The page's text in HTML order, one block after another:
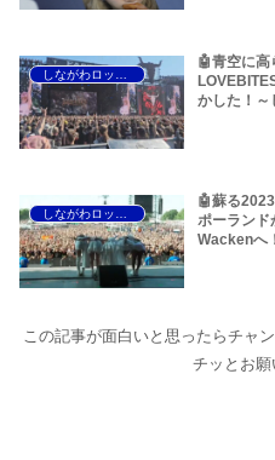
しながわロックラジオ
🤖青空に高
かした！～
Hell】【
【
【
War】
🤖蘇る
ポーランド
Wackenへ
【
One Will
United】【
【James
この記事が面白いと思ったらチャ
チッとお願